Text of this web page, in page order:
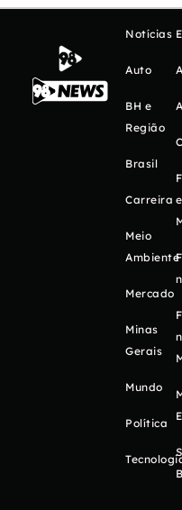
Notícias
Auto
BH e
Região
Brasil
Carreira
Meio
Ambiente
Mercado
Minas
Gerais
Mundo
Política